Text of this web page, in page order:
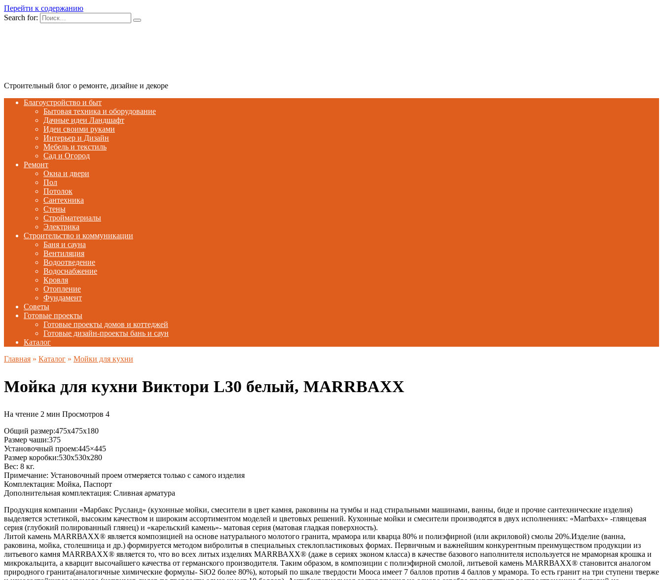
Перейти к содержанию
Search for:
Строительный блог о ремонте, дизайне и декоре
Благоустройство и быт
Бытовая техника и оборудование
Дачные идеи Ландшафт
Идеи своими руками
Интерьер и Дизайн
Мебель и текстиль
Сад и Огород
Ремонт
Окна и двери
Пол
Потолок
Сантехника
Стены
Стройматериалы
Электрика
Строительство и коммуникации
Баня и сауна
Вентиляция
Водоотведение
Водоснабжение
Кровля
Отопление
Фундамент
Советы
Готовые проекты
Готовые проекты домов и коттеджей
Готовые дизайн-проекты бань и саун
Каталог
Главная » Каталог » Мойки для кухни
Мойка для кухни Виктори L30 белый, MARRBAXX
На чтение 2 мин Просмотров 4
Общий размер:475x475x180
Размер чаши:375
Установочный проем:445×445
Размер коробки:530x530x280
Вес: 8 кг.
Примечание: Установочный проем отмеряется только с самого изделия
Комплектация: Мойка, Паспорт
Дополнительная комплектация: Сливная арматура
Продукция компании «Марбакс Русланд» (кухонные мойки, смесители в цвет камня, раковины на тумбы и над стиральными машинами, ванны, биде и прочие сантехнические изделия)
выделяется эстетикой, высоким качеством и широким ассортиментом моделей и цветовых решений. Кухонные мойки и смесители производятся в двух исполнениях: «Маrrbахх» -глянцевая
серия (глубокий полированный глянец) и «карельский камень»- матовая серия (матовая гладкая поверхность).
Литой камень МАRRВАХХ® является композицией на основе натурального молотого гранита, мрамора или кварца 80% и полиэфирной (или акриловой) смолы 20%.Изделие (ванна,
раковина, мойка, столешница и др.) формируется методом вибролитья в специальных стеклопластиковых формах. Первичным и важнейшим конкурентным преимуществом продукции из
литьевого камня МАRRВАХХ® является то, что во всех литых изделиях МАRRВАХХ® (даже в сериях эконом класса) в качестве базового наполнителя используется не мраморная крошка и
микрокальцита, а кварцит высочайшего качества от германского производителя. Таким образом, в композиции с полиэфирной смолой, литьевой камень МАRRВАХХ® становится аналогом
природного гранита(аналогичные химические формулы- SiO2 более 80%), который по шкале твердости Мооса имеет 7 баллов против 4 баллов у мрамора. То есть гранит на три ступени тверже